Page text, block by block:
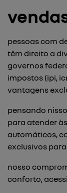
pessoas com
têm direito a
governos
impostos (ipi,
vantagens
pensando
para atender
automáticos,
exclusivos
nosso
conforto,